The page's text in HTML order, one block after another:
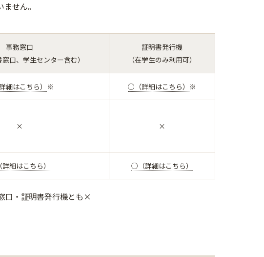
せん。
事務窓口
窓口、学生センター含む）
証明書発行機
（在学生のみ利用可）
細はこちら） ※ ○（詳細はこちら） ※
× ×
細はこちら） ○（詳細はこちら）
口・証明書発行機とも×